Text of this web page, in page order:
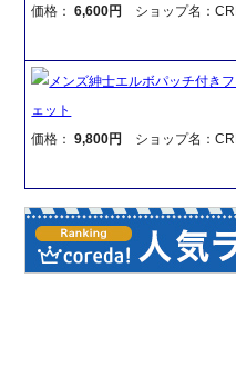
価格：6,600円 ショップ名：
メンズ紳士エルボパッチ付き
ェット
価格：9,800円 ショップ名：